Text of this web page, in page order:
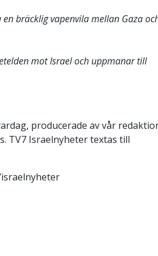
bräcklig vapenvila mellan Gaza
mot Israel och uppmanar till
producerade av vår
TV7 Israelnyheter textas till